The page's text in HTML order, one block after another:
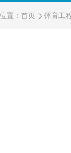
置： 首页 体育工